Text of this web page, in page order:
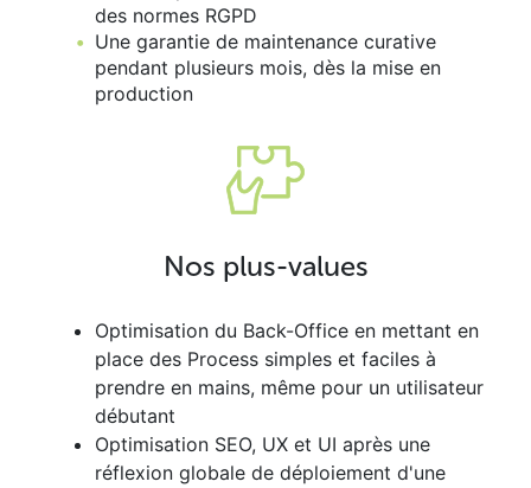
des normes RGPD
Une garantie de maintenance curative
pendant plusieurs mois, dès la mise en
production
Nos plus-values
Optimisation du Back-Office en mettant en
place des Process simples et faciles à
prendre en mains, même pour un utilisateur
débutant
Optimisation SEO, UX et UI après une
réflexion globale de déploiement d'une